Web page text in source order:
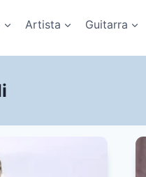
Artista Guitarra